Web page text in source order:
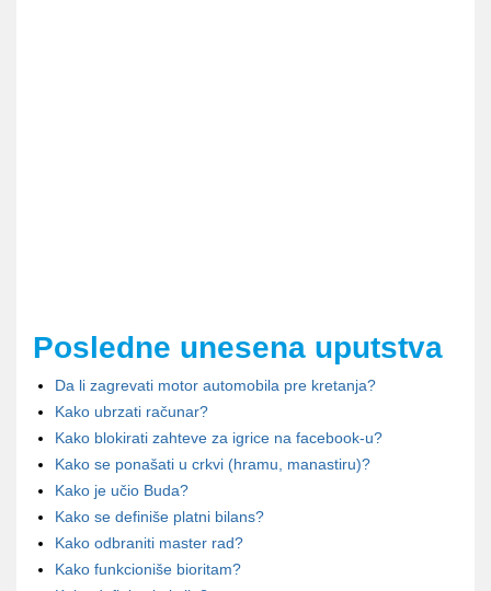
Posledne unesena uputstva
Da li zagrevati motor automobila pre kretanja?
Kako ubrzati računar?
Kako blokirati zahteve za igrice na facebook-u?
Kako se ponašati u crkvi (hramu, manastiru)?
Kako je učio Buda?
Kako se definiše platni bilans?
Kako odbraniti master rad?
Kako funkcioniše bioritam?